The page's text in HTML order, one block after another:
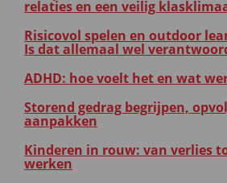
relaties en een veilig
Risicovol spelen en outdoor
Is dat allemaal wel
ADHD: hoe voelt het en wat
Storend gedrag begrijpen,
aanpakken
Kinderen in rouw: van verlies
werken